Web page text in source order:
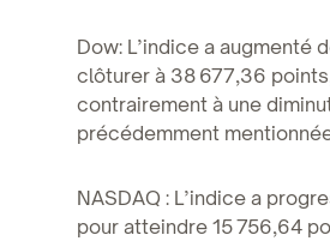
Dow: L’indice a augmenté
clôturer à 38 677,36
contrairement à une
précédemment
NASDAQ : L’indice a
pour atteindre 15 756,64